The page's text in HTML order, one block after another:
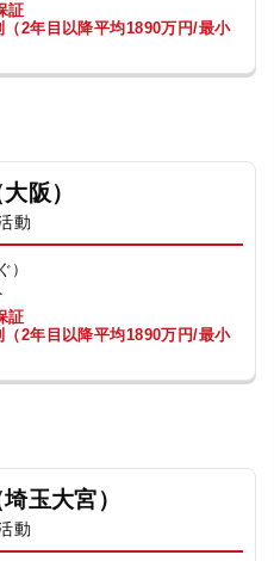
証
（2年目以降平均1890万円/最小
阪）
動
）
証
（2年目以降平均1890万円/最小
玉大宮）
動
用規約
定義集 動画集